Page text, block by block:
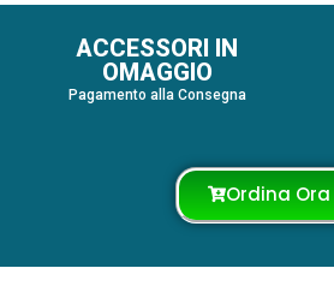
ACCESSORI IN
OMAGGIO
Pagamento alla Consegna
Ordina Ora